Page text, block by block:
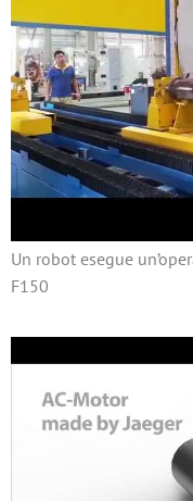
Un robot esegue
F150